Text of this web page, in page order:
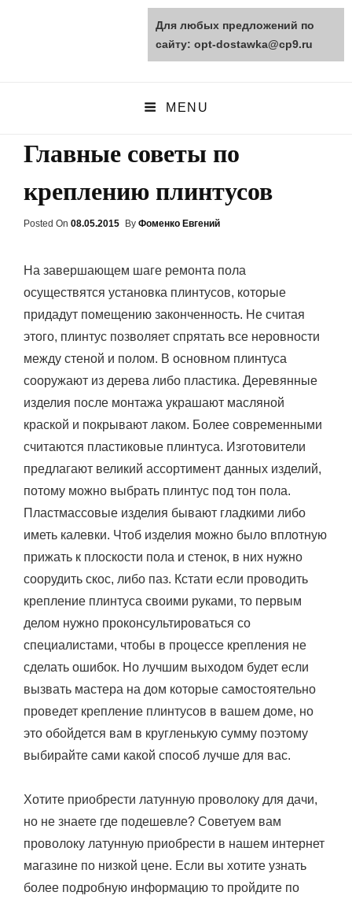
opt-dostawka.ru
MENU
Главные советы по
креплению плинтусов
Posted On Posted
08.05.2015 By Фоменко Евгений
На завершающем шаге ремонта пола
осуществятся установка плинтусов, которые
придадут помещению законченность. Не считая
этого, плинтус позволяет спрятать все неровности
между стеной и полом. В основном плинтуса
сооружают из дерева либо пластика. Деревянные
изделия после монтажа украшают масляной
краской и покрывают лаком. Более современными
считаются пластиковые плинтуса. Изготовители
предлагают великий ассортимент данных изделий,
потому можно выбрать плинтус под тон пола.
Пластмассовые изделия бывают гладкими либо
иметь калевки. Чтоб изделия можно было вплотную
прижать к плоскости пола и стенок, в них нужно
соорудить скос, либо паз. Кстати если проводить
крепление плинтуса своими руками, то первым
делом нужно проконсультироваться со
специалистами, чтобы в процессе крепления не
сделать ошибок. Но лучшим выходом будет если
вызвать мастера на дом которые самостоятельно
проведет крепление плинтусов в вашем доме, но
это обойдется вам в кругленькую сумму поэтому
выбирайте сами какой способ лучше для вас.
Хотите приобрести латунную проволоку для дачи,
но не знаете где подешевле? Советуем вам
проволоку латунную приобрести в нашем интернет
магазине по низкой цене. Если вы хотите узнать
более подробную информацию то пройдите по
Для любых предложений по
сайту: opt-dostawka@cp9.ru